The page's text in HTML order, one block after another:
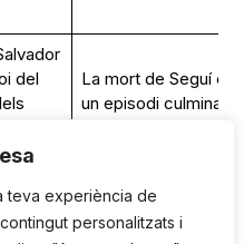
teva experiència de
personalitzats i
del
la
cop
La mort de Seguí és
un episodi culminant
forces d’ordre,
inclòs el Somatén,